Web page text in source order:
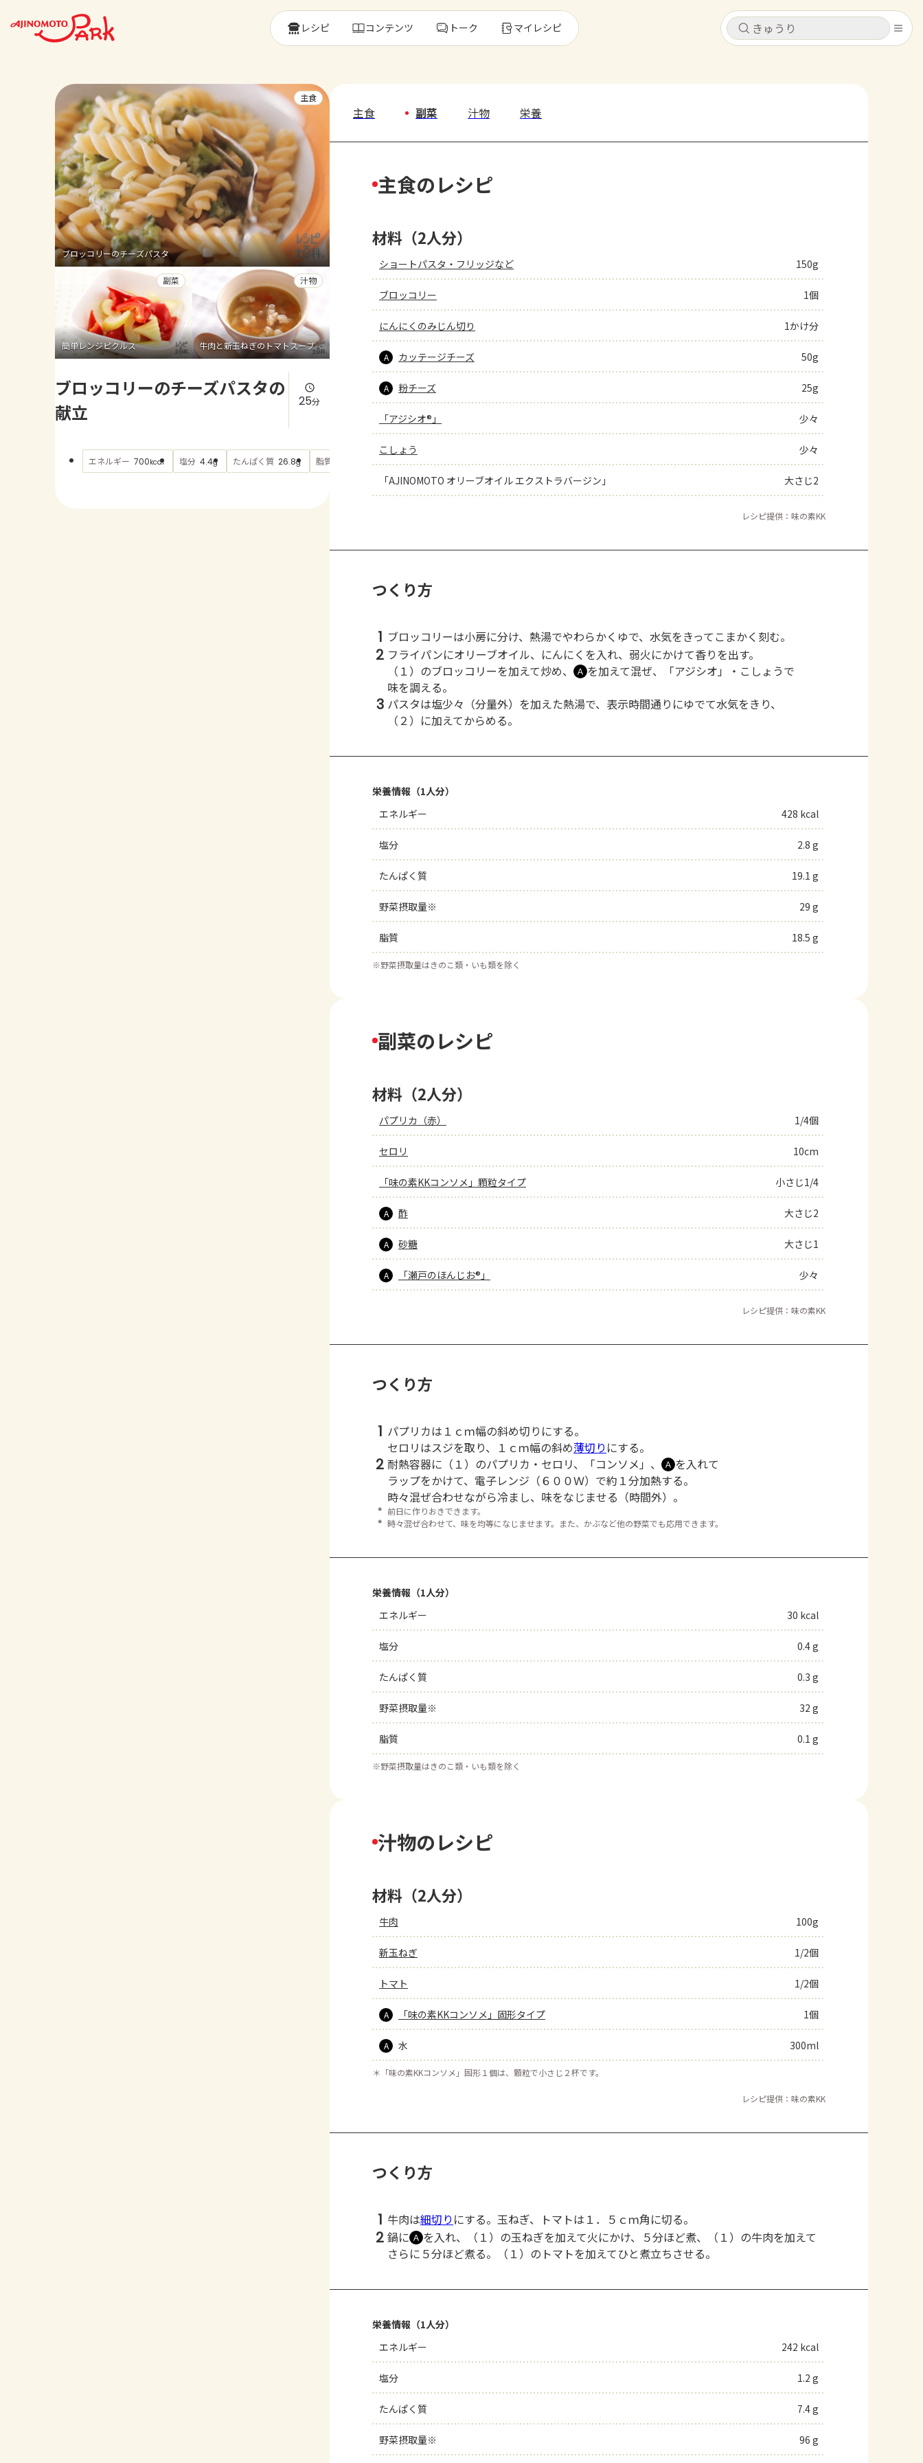
キャンセル
よくあるお問い合わせ
お買い物
キャンセル
レシピ コンテンツ トーク マイレシピ
ブロッコリーのチーズパスタ
主食
簡単レンジピクルス
副菜
牛肉と新玉ねぎのトマトスープ
汁物
ブロッコリーのチーズパスタの
献立
25分
エネルギー 700kcal 塩分 4.4g たんぱく質 26.8g 脂質 もっと見る
主食 副菜 汁物 栄養
主食のレシピ
材料（2人分）
ショートパスタ・フリッジなど 150g
ブロッコリー 1個
にんにくのみじん切り 1かけ分
A カッテージチーズ 50g
A 粉チーズ 25g
「アジシオ®」 少々
こしょう 少々
「AJINOMOTO オリーブオイル エクストラバージン」 大さじ2
レシピ提供：味の素KK
つくり方
1 ブロッコリーは小房に分け、熱湯でやわらかくゆで、水気をきってこまかく刻む。
2 フライパンにオリーブオイル、にんにくを入れ、弱火にかけて香りを出す。
（１）のブロッコリーを加えて炒め、
Ａ を加えて混ぜ、「アジシオ」・こしょうで
味を調える。
3 パスタは塩少々（分量外）を加えた熱湯で、表示時間通りにゆでて水気をきり、
（２）に加えてからめる。
栄養情報（1人分）
エネルギー
428 kcal
塩分 2.8 g
たんぱく質 19.1 g
野菜摂取量※ 29 g
脂質 18.5 g
※野菜摂取量はきのこ類・いも類を除く
副菜のレシピ
材料（2人分）
パプリカ（赤） 1/4個
セロリ 10cm
「味の素KKコンソメ」顆粒タイプ 小さじ1/4
A 酢 大さじ2
A 砂糖 大さじ1
A 「瀬戸のほんじお®」 少々
レシピ提供：味の素KK
つくり方
1 パプリカは１ｃｍ幅の斜め切りにする。
セロリはスジを取り、１ｃｍ幅の斜め薄切り にする。
2 耐熱容器に（１）のパプリカ・セロリ、「コンソメ」、 Ａ を入れて
ラップをかけて、電子レンジ（６００Ｗ）で約１分加熱する。
時々混ぜ合わせながら冷まし、味をなじませる（時間外）。
＊ 前日に作りおきできます。
＊ 時々混ぜ合わせて、味を均等になじませます。また、かぶなど他の野菜でも応用できます。
栄養情報（1人分）
エネルギー
30 kcal
塩分 0.4 g
たんぱく質 0.3 g
野菜摂取量※ 32 g
脂質 0.1 g
※野菜摂取量はきのこ類・いも類を除く
汁物のレシピ
材料（2人分）
牛肉 100g
新玉ねぎ 1/2個
トマト 1/2個
A 「味の素KKコンソメ」固形タイプ 1個
A 水 300ml
＊ 「味の素KKコンソメ」固形１個は、顆粒で小さじ２杯です。
レシピ提供：味の素KK
つくり方
1 牛肉は細切り にする。玉ねぎ、トマトは１．５ｃｍ角に切る。
2 鍋に Ａ を入れ、（１）の玉ねぎを加えて火にかけ、５分ほど煮、（１）の牛肉を加えて
さらに５分ほど煮る。（１）のトマトを加えてひと煮立ちさせる。
栄養情報（1人分）
エネルギー
242 kcal
塩分 1.2 g
たんぱく質 7.4 g
野菜摂取量※ 96 g